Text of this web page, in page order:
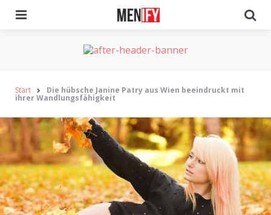
Start Die hübsche Janine Patry aus Wien beeindruckt mit
ihrer Wandlungsfähigkeit